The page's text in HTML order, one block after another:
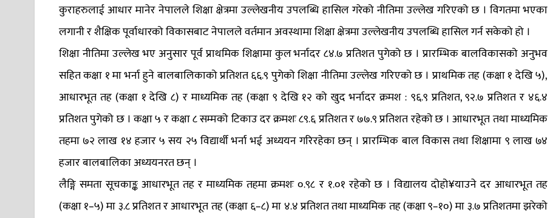
कुराहरुलाई आधार मानेर नेपालले शिक्षा क्षेत्रमा उल्लेखनीय उपलब्धि हासिल गरेको नीतिमा उल्लेख गरिएको छ । विगतमा भएका
लगानी र शैक्षिक पूर्वाधारको विकासबाट नेपालले वर्तमान अवस्थामा शिक्षा क्षेत्रमा उल्लेखनीय उपलब्धि हासिल गर्न सकेको हो ।
शिक्षा नीतिमा उल्लेख भए अनुसार पूर्व प्राथमिक शिक्षामा कुल भर्नादर ८४.७ प्रतिशत पुगेको छ । प्रारम्भिक बालविकासको अनुभव
सहित कक्षा १ मा भर्ना हुने बालबालिकाको प्रतिशत ६६.९ पुगेको शिक्षा नीतिमा उल्लेख गरिएको छ । प्राथमिक तह (कक्षा १ देखि ५),
आधारभूत तह (कक्षा १ देखि ८) र माध्यमिक तह (कक्षा ९ देखि १२ को खुद भर्नादर क्रमश : ९६.९ प्रतिशत, ९२.७ प्रतिशत र ४६.४
प्रतिशत पुगेको छ । कक्षा ५ र कक्षा ८ सम्मको टिकाउ दर क्रमशः ८९.६ प्रतिशत र ७७.९ प्रतिशत रहेको छ । आधारभूत तथा माध्यमिक
तहमा ७२ लाख १४ हजार ५ सय २५ विद्यार्थी भर्ना भई अध्ययन गरिरहेका छन् । प्रारम्भिक बाल विकास तथा शिक्षामा ९ लाख ७४
हजार बालबालिका अध्ययनरत छन् ।
लैङ्गि समता सूचकाङ्क आधारभूत तह र माध्यमिक तहमा क्रमशः ०.९८ र १.०१ रहेको छ । विद्यालय दोहो¥याउने दर आधारभूत तह
(कक्षा १–५) मा ३.८ प्रतिशत र आधारभूत तह (कक्षा ६–८) मा ४.४ प्रतिशत तथा माध्यमिक तह (कक्षा ९–१०) मा ३.७ प्रतिशतमा झरेको